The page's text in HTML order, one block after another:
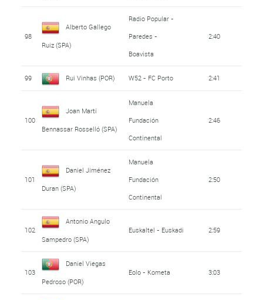
98
Alberto Gallego
Ruiz (SPA)
Radio Popular -
Paredes -
Boavista
2:40
99 Rui Vinhas (POR) W52 - FC Porto 2:41
100
Joan Martí
Bennassar Rosselló (SPA)
Manuela
Fundación
Continental
2:46
101
Daniel Jiménez
Duran (SPA)
Manuela
Fundación
Continental
2:50
102
Antonio Angulo
Sampedro (SPA)
Euskaltel - Euskadi 2:59
103
Daniel Viegas
Pedroso (POR)
Eolo - Kometa 3:03